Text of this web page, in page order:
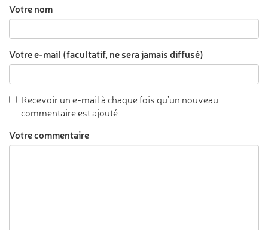
Votre nom
Votre e-mail (facultatif, ne sera jamais diffusé)
Recevoir un e-mail à chaque fois qu'un nouveau
commentaire est ajouté
Votre commentaire